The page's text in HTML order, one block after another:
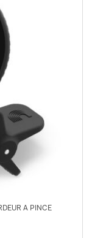
A PINCE